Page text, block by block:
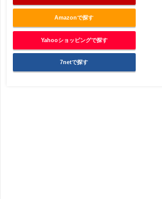
Amazonで探す
Yahooショッピングで探す
7netで探す